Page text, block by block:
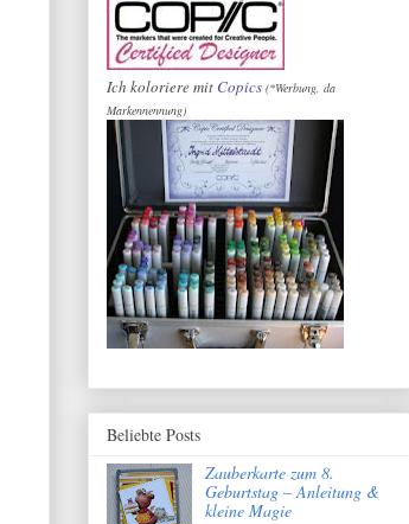
Ich koloriere mit Copics (*Werbung, da
Markennennung)
Beliebte Posts
Zauberkarte zum 8.
Geburtstag – Anleitung &
kleine Magie